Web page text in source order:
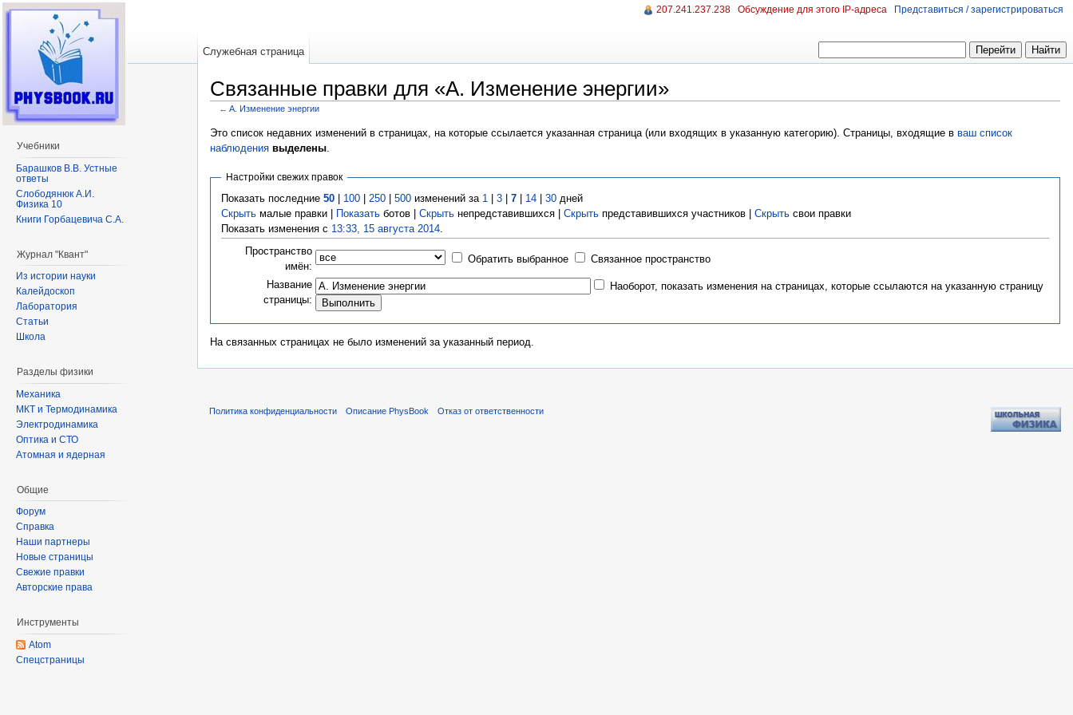
Связанные правки для «A. Изменение энергии»
← A. Изменение энергии
Это список недавних изменений в страницах, на которые ссылается указанная страница (или входящих в указанную категорию). Страницы, входящие в ваш список
наблюдения выделены
Настройки свежих правок
Показать последние 50| 100| 250| 500изменений за 1 | 3| 7| 14| 30дней
Скрытьмалые правки | Показатьботов | Скрытьнепредставившихся | Скрытьпредставившихся участников | Скрытьсвои правки
Показать изменения с 13:33, 15 августа 2014.
Пространство
имён:
Обратить выбранное Связанное пространство
Название
страницы:
Наоборот, показать изменения на страницах, которые ссылаются на указанную страницу
На связанных страницах не было изменений за указанный период.
207.241.237.238 Обсуждение для этого IP-адреса Представиться / зарегистрироваться
Служебная страница
Учебники
Барашков В.В. Устные
ответы
Слободянюк А.И.
Физика 10
Книги Горбацевича С.А.
Журнал "Квант"
Из истории науки
Калейдоскоп
Лаборатория
Статьи
Школа
Разделы физики
Механика
МКТ и Термодинамика
Электродинамика
Оптика и СТО
Атомная и ядерная
Общие
Форум
Справка
Наши партнеры
Новые страницы
Свежие правки
Авторские права
Инструменты
Atom
Спецстраницы
Политика конфиденциальности Описание PhysBook Отказ от ответственности